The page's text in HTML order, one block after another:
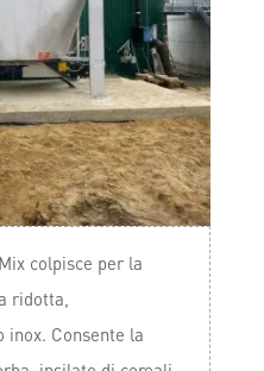
colpisce per la
ridotta,
inox. Consente la